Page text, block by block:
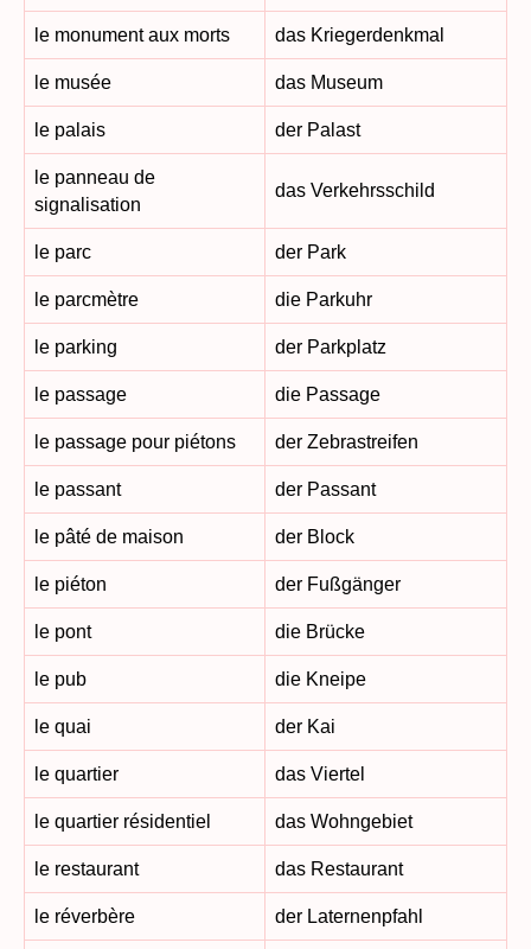
le monument aux morts das Kriegerdenkmal
le musée das Museum
le palais der Palast
le panneau de
signalisation
das Verkehrsschild
le parc der Park
le parcmètre die Parkuhr
le parking der Parkplatz
le passage die Passage
le passage pour piétons der Zebrastreifen
le passant der Passant
le pâté de maison der Block
le piéton der Fußgänger
le pont die Brücke
le pub die Kneipe
le quai der Kai
le quartier das Viertel
le quartier résidentiel das Wohngebiet
le restaurant das Restaurant
le réverbère der Laternenpfahl